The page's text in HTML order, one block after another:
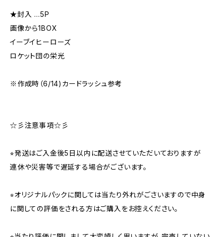
★封入 …5P
画像から1BOX
イーブイヒーローズ
ロケット団の栄光
※作成時（6/14)カードラッシュ参考
☆彡注意事項☆彡
⭐︎発送はご入金後5日以内に配送させていただいておりますが
連休や災害等で遅延する場合がございます。
⭐︎オリジナルパックに関しては当たり外れがごさいますので中身
に関しての評価をされる方はご購入をお控えください。